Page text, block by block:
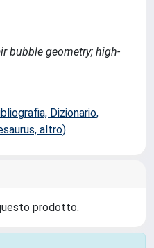
bubble geometry; high-
Dizionario,
altro)
prodotto.